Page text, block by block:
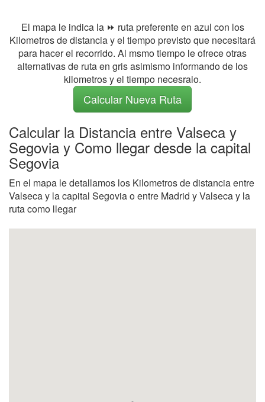
El mapa le indica la ⏩ ruta preferente en azul con los
Kilometros de distancia y el tiempo previsto que necesitará
para hacer el recorrido. Al msmo tiempo le ofrece otras
alternativas de ruta en gris asimismo informando de los
kilometros y el tiempo necesraio.
Calcular Nueva Ruta
Calcular la Distancia entre Valseca y
Segovia y Como llegar desde la capital
Segovia
En el mapa le detallamos los Kilometros de distancia entre
Valseca y la capital Segovia o entre Madrid y Valseca y la
ruta como llegar